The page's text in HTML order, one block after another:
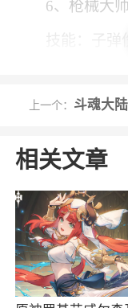
6、枪械大
技能：子
游戏特色
1、非常优
新的战斗模式等
2、无限割
体验
3、只有在
4、通过引
上一个： 斗魂大陆
相关文章